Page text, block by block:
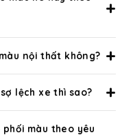
nội thất không?
lệch xe thì sao?
màu theo yêu